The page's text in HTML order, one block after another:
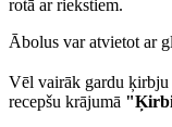
rotā ar riekstiem.
Ābolus var atvietot ar
Vēl vairāk gardu ķirbju
recepšu krājumā